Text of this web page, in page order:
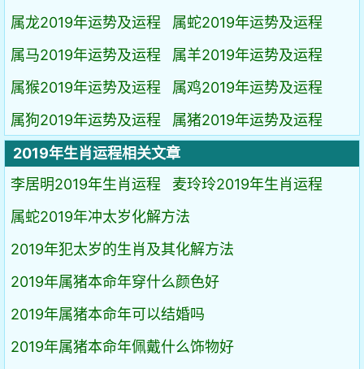
属龙2019年运势及运程
属蛇2019年运势及运程
属马2019年运势及运程
属羊2019年运势及运程
属猴2019年运势及运程
属鸡2019年运势及运程
属狗2019年运势及运程
属猪2019年运势及运程
2019年生肖运程相关文章
李居明2019年生肖运程
麦玲玲2019年生肖运程
属蛇2019年冲太岁化解方法
2019年犯太岁的生肖及其化解方法
2019年属猪本命年穿什么颜色好
2019年属猪本命年可以结婚吗
2019年属猪本命年佩戴什么饰物好